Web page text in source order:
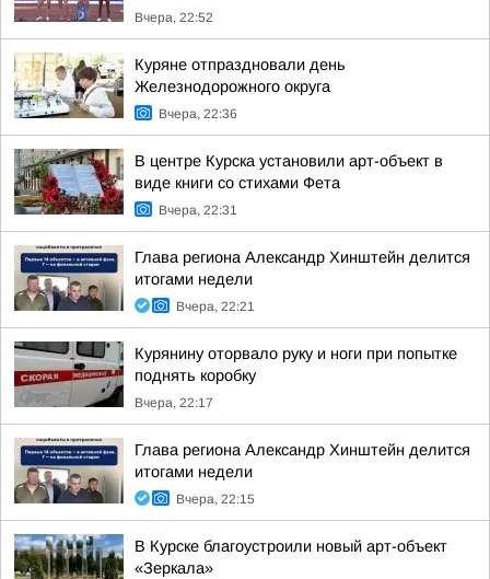
Вчера, 22:52
Куряне отпраздновали день
Железнодорожного округа
Вчера, 22:36
В центре Курска установили арт-объект в
виде книги со стихами Фета
Вчера, 22:31
Глава региона Александр Хинштейн делится
итогами недели
Вчера, 22:21
Курянину оторвало руку и ноги при попытке
поднять коробку
Вчера, 22:17
Глава региона Александр Хинштейн делится
итогами недели
Вчера, 22:15
В Курске благоустроили новый арт-объект
«Зеркала»